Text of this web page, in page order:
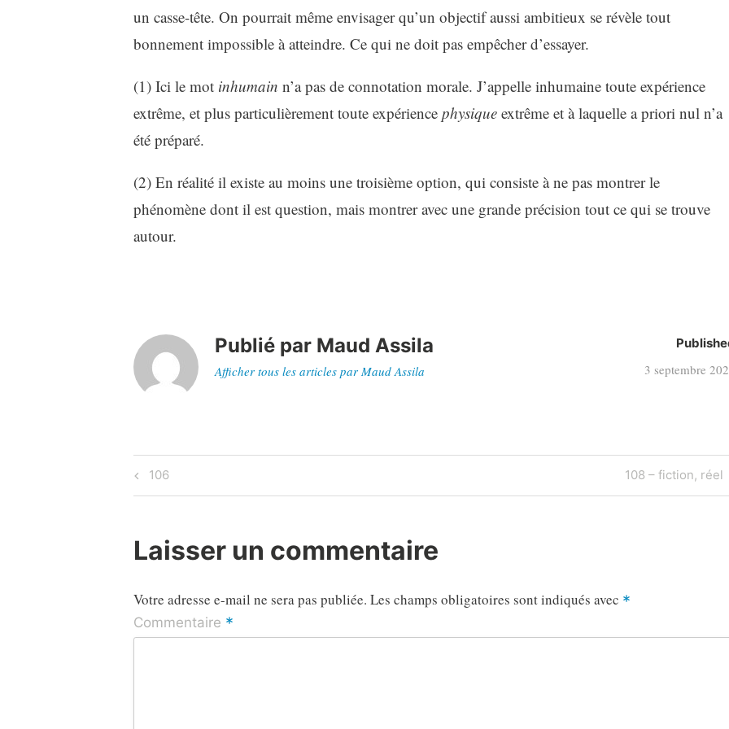
un casse-tête. On pourrait même envisager qu’un objectif aussi ambitieux se révèle tout
bonnement impossible à atteindre. Ce qui ne doit pas empêcher d’essayer.
(1) Ici le mot inhumain n’a pas de connotation morale. J’appelle inhumaine toute expérience
extrême, et plus particulièrement toute expérience physiqueextrême et à laquelle a priori nul n’a
été préparé.
(2) En réalité il existe au moins une troisième option, qui consiste à ne pas montrer le
phénomène dont il est question, mais montrer avec une grande précision tout ce qui se trouve
autour.
Publié par Maud Assila
Afficher tous les articles par Maud Assila 3 septembre
Navigation
de
l’article
Previous
Post
106
Next
Post
108 – fiction, réel
Laisser un commentaire
Votre adresse e-mail ne sera pas publiée. Les champs obligatoires sont indiqués avec *
Commentaire *